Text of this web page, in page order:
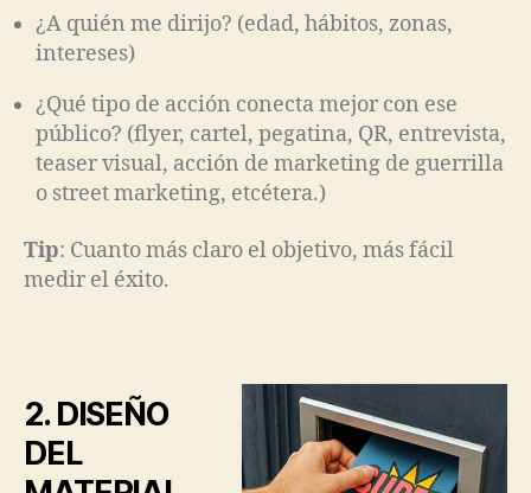
¿A quién me dirijo? (edad, hábitos, zonas,
intereses)
¿Qué tipo de acción conecta mejor con ese
público? (flyer, cartel, pegatina, QR, entrevista,
teaser visual, acción de marketing de guerrilla
o street marketing, etcétera.)
Tip: Cuanto más claro el objetivo, más fácil
medir el éxito.
2. DISEÑO
DEL